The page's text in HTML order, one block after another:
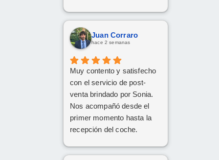
Juan Corraro
hace 2 semanas
Muy contento y satisfecho
con el servicio de post-
venta brindado por Sonia.
Nos acompañó desde el
primer momento hasta la
recepción del coche.
nuestras consultas y nos